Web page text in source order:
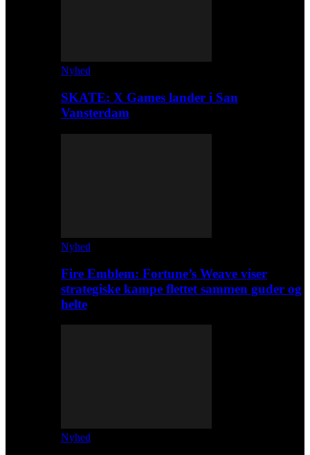
Nyhed
SKATE: X Games lander i San
Vansterdam
Nyhed
Fire Emblem: Fortune’s Weave viser
strategiske kampe flettet sammen guder og
helte
Nyhed